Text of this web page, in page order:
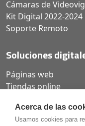
Acerca de las
Usamos cookies para
Cámaras de
Kit Digital 2022-2024
Soporte Remoto
Soluciones
Páginas web
Tiendas online